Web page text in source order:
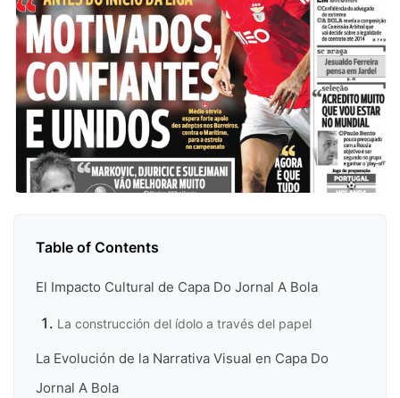
Table of Contents
El Impacto Cultural de Capa Do Jornal A Bola
La construcción del ídolo a través del papel
La Evolución de la Narrativa Visual en Capa Do
Jornal A Bola